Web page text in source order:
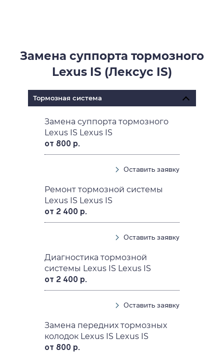
Замена суппорта тормозного
Lexus IS (Лексус IS)
Тормозная система
Замена суппорта тормозного
Lexus IS Lexus IS
от 800 р.
Оставить заявку
Ремонт тормозной системы
Lexus IS Lexus IS
от 2 400 р.
Оставить заявку
Диагностика тормозной
системы Lexus IS Lexus IS
от 2 400 р.
Оставить заявку
Замена передних тормозных
колодок Lexus IS Lexus IS
от 800 р.